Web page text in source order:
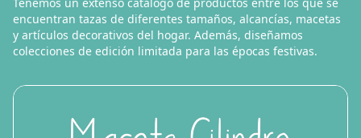
encuentran tazas de diferentes tamaños, alcancías, macetas
y artículos decorativos del hogar. Además, diseñamos
colecciones de edición limitada para las épocas festivas.